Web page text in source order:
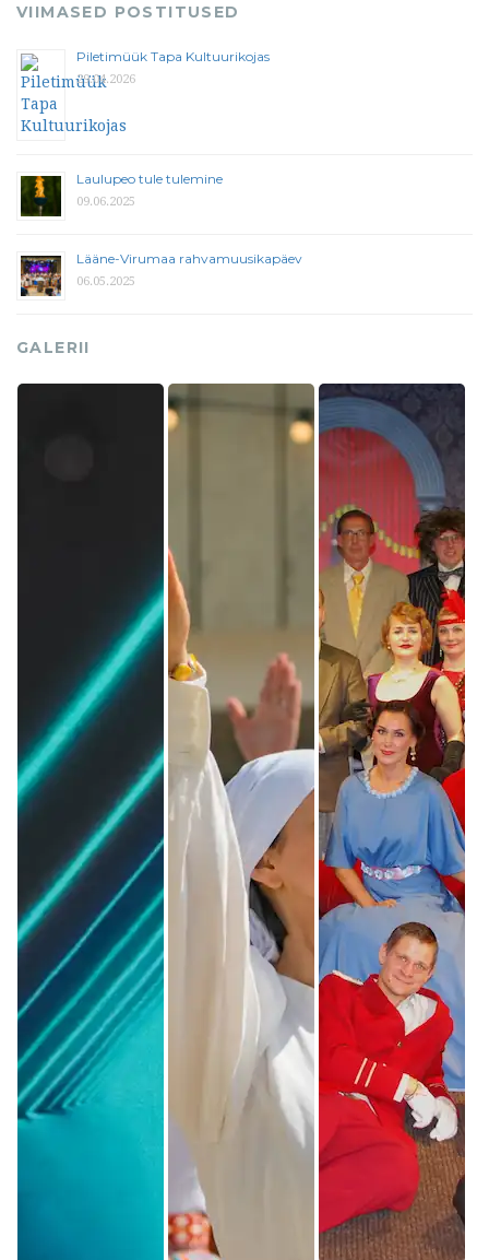
VIIMASED POSTITUSED
Piletimüük Tapa Kultuurikojas
29.04.2026
Laulupeo tule tulemine
09.06.2025
Lääne-Virumaa rahvamuusikapäev
06.05.2025
GALERII